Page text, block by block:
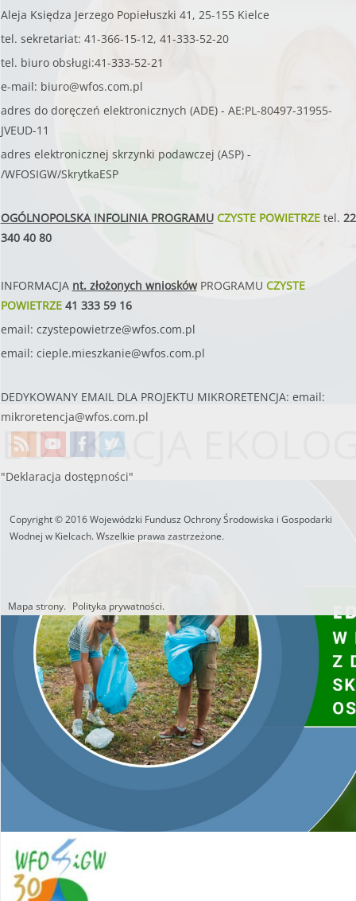
EDUKACJA
Aleja Księdza Jerzego Popiełuszki 41, 25-155 Kielce
tel. sekretariat: 41-366-15-12, 41-333-52-20
tel. biuro obsługi:41-333-52-21
e-mail: biuro@wfos.com.pl
adres do doręczeń elektronicznych (ADE) - AE:PL-80497-31955-
JVEUD-11
adres elektronicznej skrzynki podawczej (ASP) -
/WFOSIGW/SkrytkaESP
OGÓLNOPOLSKA INFOLINIA PROGRAMUCZYSTE POWIETRZEtel. 22
340 40 80
INFORMACJA nt. złożonych wnioskówPROGRAMU CZYSTE
POWIETRZE41 333 59 16
email: czystepowietrze@wfos.com.pl
email: cieple.mieszkanie@wfos.com.pl
DEDYKOWANY EMAIL DLA PROJEKTU MIKRORETENCJA: email:
mikroretencja@wfos.com.pl
"Deklaracja dostępności"
Copyright © 2016 Wojewódzki Fundusz Ochrony Środowiska i Gospodarki
Wodnej w Kielcach. Wszelkie prawa zastrzeżone.
Mapa strony. Polityka prywatności.
Utworzono przez W.S.ds.ITM & P